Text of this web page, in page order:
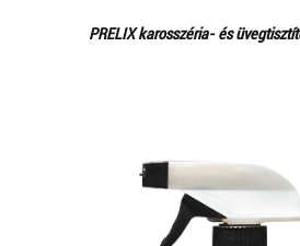
PRELIX karosszéria- és